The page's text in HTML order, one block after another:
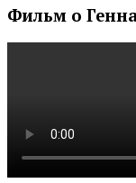
Фильм о